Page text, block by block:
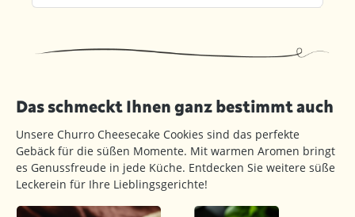
Das schmeckt Ihnen ganz bestimmt auch
Unsere Churro Cheesecake Cookies sind das perfekte
Gebäck für die süßen Momente. Mit warmen Aromen bringt
es Genussfreude in jede Küche. Entdecken Sie weitere süße
Leckerein für Ihre Lieblingsgerichte!